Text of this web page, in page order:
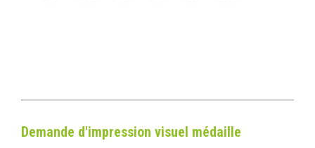
Demande d'impression visuel médaille